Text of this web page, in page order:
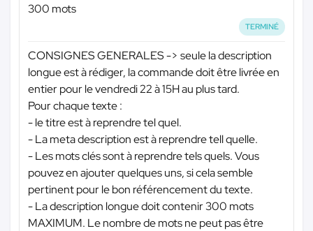
300 mots
TERMINÉ
CONSIGNES GENERALES -> seule la description
longue est à rédiger, la commande doit être livrée en
entier pour le vendredi 22 à 15H au plus tard.
Pour chaque texte :
- le titre est à reprendre tel quel.
- La meta description est à reprendre tell quelle.
- Les mots clés sont à reprendre tels quels. Vous
pouvez en ajouter quelques uns, si cela semble
pertinent pour le bon référencement du texte.
- La description longue doit contenir 300 mots
MAXIMUM. Le nombre de mots ne peut pas être